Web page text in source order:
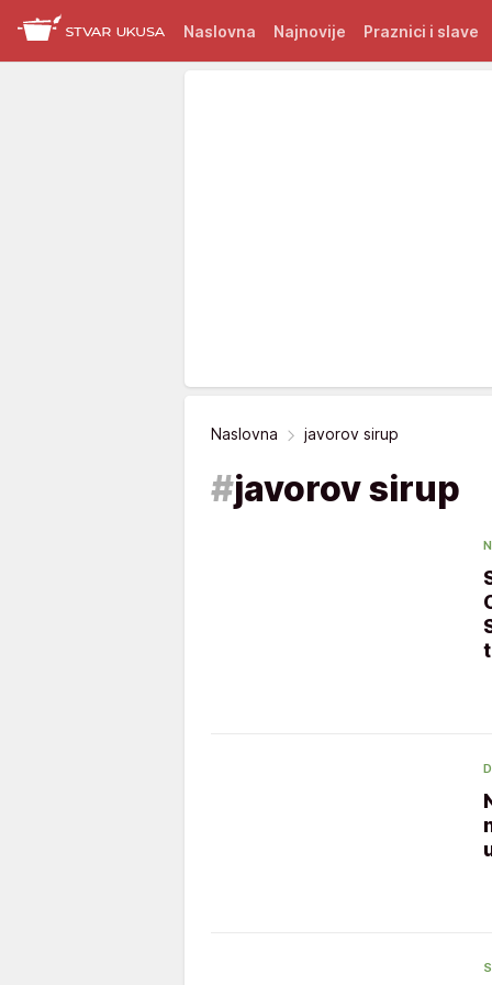
Naslovna Najnovije Praznici i slave
Naslovna javorov sirup
#javorov sirup